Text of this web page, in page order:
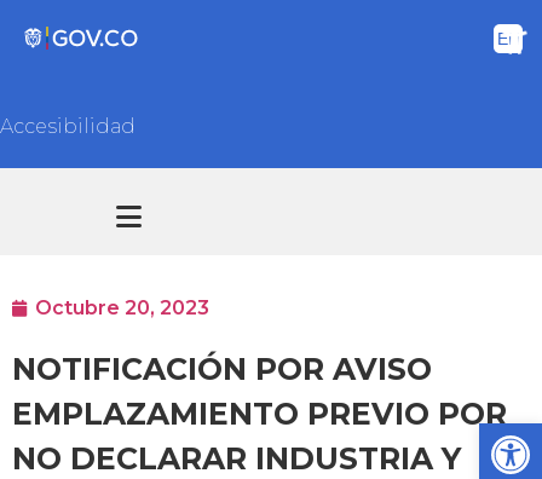
Accesibilidad
Octubre 20, 2023
NOTIFICACIÓN POR AVISO
EMPLAZAMIENTO PREVIO POR
NO DECLARAR INDUSTRIA Y